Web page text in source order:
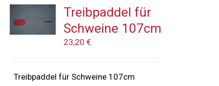
Treibpaddel für
Schweine 107cm
23,20€
Treibpaddel für Schweine 107cm